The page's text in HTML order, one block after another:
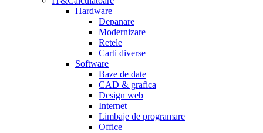
Hardware
Depanare
Modernizare
Retele
Carti diverse
Software
Baze de date
CAD & grafica
Design web
Internet
Limbaje de programare
Office